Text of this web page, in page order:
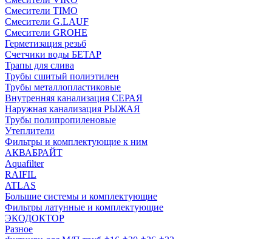
Смесители TIMO
Смесители G.LAUF
Смесители GROHE
Герметизация резьб
Счетчики воды БЕТАР
Трапы для слива
Трубы сшитый полиэтилен
Трубы металлопластиковые
Внутренняя канализация СЕРАЯ
Наружная канализация РЫЖАЯ
Трубы полипропиленовые
Утеплители
Фильтры и комплектующие к ним
АКВАБРАЙТ
Aquafilter
RAIFIL
ATLAS
Большие системы и комплектующие
Фильтры латунные и комплектующие
ЭКОДОКТОР
Разное